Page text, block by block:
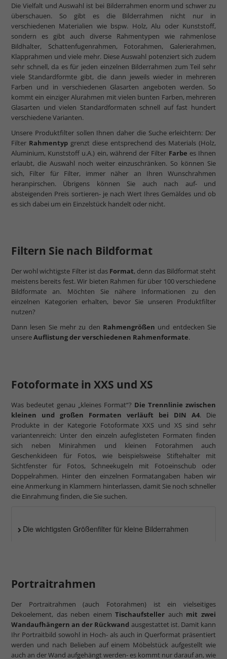
Die Vielfalt und Auswahl ist bei Bilderrahmen enorm und schwer zu
überschauen. So gibt es die Bilderrahmen nicht nur in
verschiedenen Materialien wie bspw. Holz, Alu oder Kunststoff,
sondern es gibt auch diverse Rahmentypen wie rahmenlose
Bildhalter, Schattenfugenrahmen, Fotorahmen, Galerierahmen,
Klapprahmen und viele mehr. Diese Auswahl potenziert sich zudem
sehr schnell, da es für jeden einzelnen Bilderrahmen zum Teil sehr
viele Standardformte gibt, die dann jeweils wieder in mehreren
Farben und in verschiedenen Glasarten angeboten werden. So
kommt ein einziger Alurahmen mit vielen bunten Farben, mehreren
Glasarten und vielen Standardformaten schnell auf fast hundert
verschiedene Varianten.
Unsere Produktfilter sollen Ihnen daher die Suche erleichtern: Der
Filter Rahmentyp grenzt diese entsprechend des Materials (Holz,
Aluminium, Kunststoff u.A.) ein, während der Filter Farbe es Ihnen
erlaubt, die Auswahl noch weiter einzuschränken. So können Sie
sich, Filter für Filter, immer näher an Ihren Wunschrahmen
heranpirschen. Übrigens können Sie auch nach auf- und
absteigenden Preis sortieren- je nach Wert Ihres Gemäldes und ob
es sich dabei um ein Einzelstück handelt oder nicht.
Filtern Sie nach Bildformat
Der wohl wichtigste Filter ist das Format, denn das Bildformat steht
meistens bereits fest. Wir bieten Rahmen für über 100 verschiedene
Bildformate an. Möchten Sie nähere Informationen zu den
einzelnen Kategorien erhalten, bevor Sie unseren Produktfilter
nutzen?
Dann lesen Sie mehr zu den Rahmengrößen und entdecken Sie
unsereAuflistung der verschiedenen Rahmenformate.
Fotoformate in XXS und XS
Was bedeutet genau „kleines Format“? Die Trennlinie zwischen
kleinen und großen Formaten verläuft bei DIN A4. Die
Produkte in der Kategorie Fotoformate XXS und XS sind sehr
variantenreich: Unter den einzeln aufeglisteten Formaten finden
sich neben Minirahmen und kleinen Fotorahmen auch
Geschenkideen für Fotos, wie beispielsweise Stiftehalter mit
Sichtfenster für Fotos, Schneekugeln mit Fotoeinschub oder
Doppelrahmen. Hinter den einzelnen Formatangaben haben wir
eine Anmerkung in Klammern hinterlassen, damit Sie noch schneller
die Einrahmung finden, die Sie suchen.
Die wichtigsten Größenfilter für kleine Bilderrahmen
Portraitrahmen
Der Portraitrahmen (auch Fotorahmen) ist ein vielseitiges
Dekoelement, das neben einemTischaufsteller auch mit zwei
Wandaufhängern an der Rückwand ausgestattet ist. Damit kann
Ihr Portraitbild sowohl in Hoch- als auch in Querformat präsentiert
werden und nach Belieben auf einem Möbelstück aufgestellt wie
auch an der Wand aufgehängt werden- es kommt nur darauf an, wie